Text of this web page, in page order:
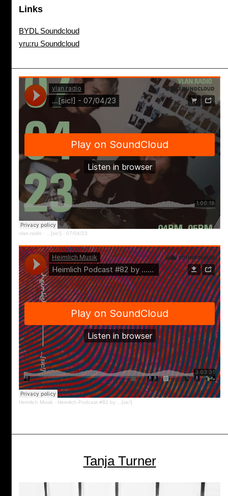
Links
BYDL Soundcloud
yru:ru Soundcloud
vlan.radio · ...[sic!] - 07/04/23
Heimlich Musik · Heimlich Podcast #82 by ...[sic!]
Tanja Turner